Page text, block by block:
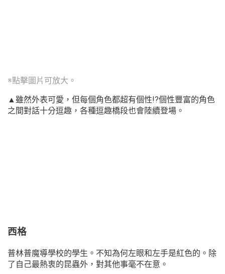
※點擊圖片可放大。
▲雖然外表可愛，但每個角色都超有個性!?個性豐富的角色
之間對話十分逗趣，各種逗趣橋段也會陸續登場。
西格
普林普魔導學校的學生。不知為何左眼和左手是紅色的。除
了自己最熱衷的昆蟲外，對其他事毫不在意。